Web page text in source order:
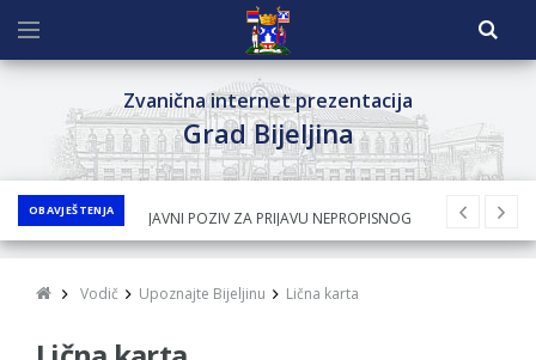
Zvanična internet prezentacija
Grad Bijeljina
OBAVJEŠTENJA
JAVNI POZIV ZA PRIJAVU NEPROPISNOG
ODLAGANjA OTPADA UZ DODJELU
BESPOVRATNIH SREDSTAVA ZA
Vodič Upoznajte Bijeljinu Lična karta